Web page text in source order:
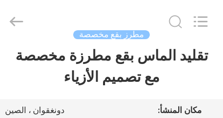
منزل
Garment
Accessories
Reserved.
مطرز بقع مخصصة
تقليد الماس بقع مطرزة مخصصة
مع تصميم الأزياء
مكان المنشأ: دونغقوان ، الصين